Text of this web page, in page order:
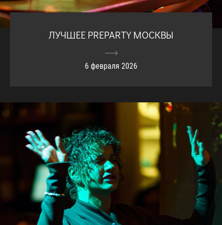
ЛУЧШЕЕ PREPARTY МОСКВЫ
6 февраля 2026